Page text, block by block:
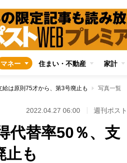
マネー 住まい・不動産 家計
は原則75才から、第3号廃止も 写真一覧
2022.04.27 06:00 週刊ポスト
替率50％、支
止も